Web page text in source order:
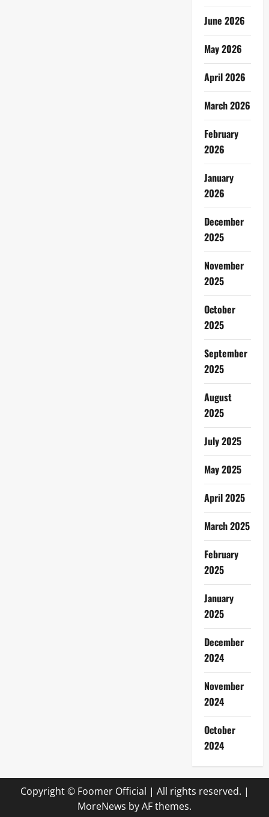
June 2026
May 2026
April 2026
March 2026
February
2026
January
2026
December
2025
November
2025
October
2025
September
2025
August
2025
July 2025
May 2025
April 2025
March 2025
February
2025
January
2025
December
2024
November
2024
October
2024
Copyright © Foomer Official | All rights reserved. |
MoreNews by AF themes.